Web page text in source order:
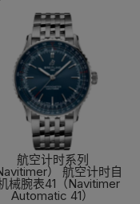
航空计时系列
） 航空计时自
械腕表41（Navitimer
Automatic 41）